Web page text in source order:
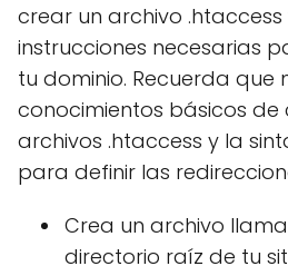
crear un archivo
instrucciones necesarias
tu dominio. Recuerda que
conocimientos básicos
archivos .htaccess y la
para definir las
Crea un archivo
directorio raíz de tu